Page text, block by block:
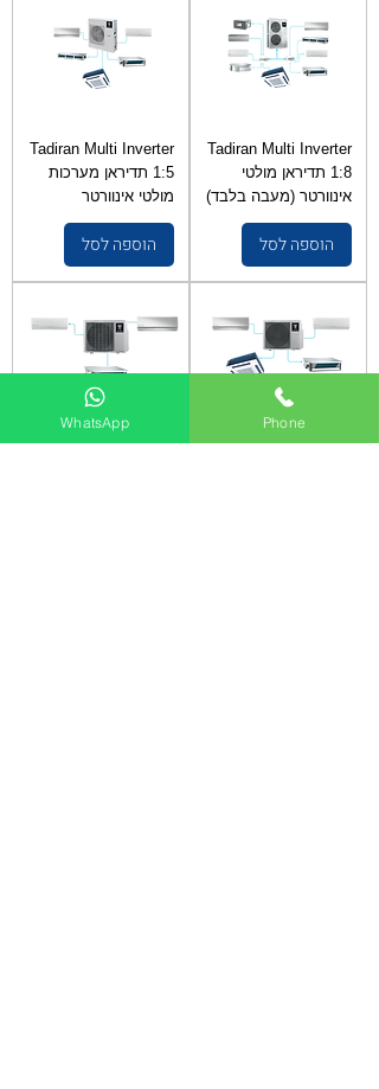
Tadiran Multi Inverter
1:8 תדיראן מולטי
אינוורטר (מעבה בלבד)
הוספה לסל
Tadiran Multi Inverter
1:5 תדיראן מערכות
מולטי אינוורטר
הוספה לסל
Tadiran Multi Inverter
TADIRAN MULTI
WhatsApp Phone